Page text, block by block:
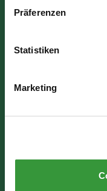
Präferenzen
Statistiken
Marketing
Wir sind für Sie da:
Fr: 07:30 - 12:00 Uhr